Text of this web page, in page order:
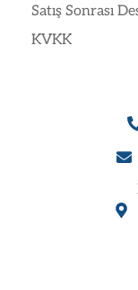
Satış Sonrası
KVKK